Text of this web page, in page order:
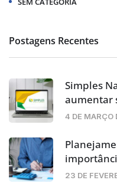
Postagens Recentes
Simples
aumentar
4 DE MARÇO
23 DE